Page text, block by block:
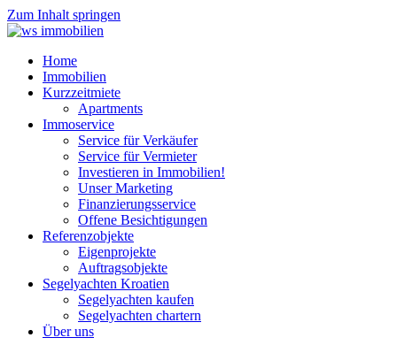
Zum Inhalt springen
Home
Immobilien
Kurzzeitmiete
Apartments
Immoservice
Service für Verkäufer
Service für Vermieter
Investieren in Immobilien!
Unser Marketing
Finanzierungsservice
Offene Besichtigungen
Referenzobjekte
Eigenprojekte
Auftragsobjekte
Segelyachten Kroatien
Segelyachten kaufen
Segelyachten chartern
Über uns